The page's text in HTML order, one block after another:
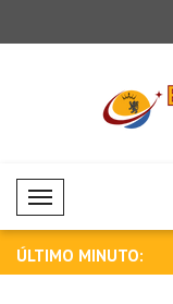
Mobil Menü
ÚLTIMO MINUTO:
debe poner fin a los